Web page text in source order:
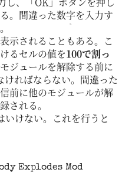
。間違った数字を入力す
示されることもある。こ
るセルの値を100で割っ
ジュールを解除する前に
ければならない。間違った
前に他のモジュールが解
される。
けない。これを行うと
Explodes Mod